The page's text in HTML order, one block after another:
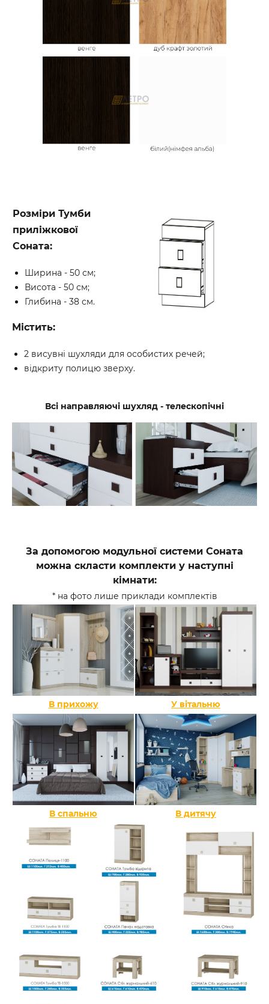
Розміри Тумби
приліжкової
Соната:
Ширина - 50 см;
Висота - 50 см;
Глибина - 38 см.
Містить:
2 висувні шухляди для особистих речей;
відкриту полицю зверху.
Всі направляючі шухляд - телескопічні
За допомогою модульної системи Соната
можна скласти комплекти у наступні
кімнати:
* на фото лише приклади комплектів
В прихожу У вітальню
В спальню В дитячу